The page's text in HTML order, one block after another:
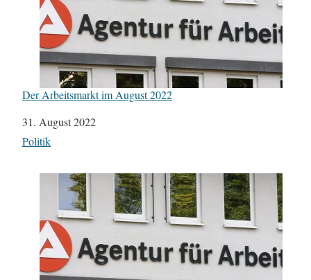
Der Arbeitsmarkt im August 2022
Datum
31. August 2022
In Bezug auf
Politik